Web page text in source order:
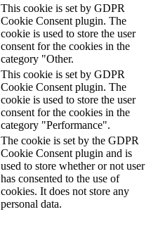
This cookie is set by GDPR
Cookie Consent plugin. The
cookie is used to store the user
consent for the cookies in the
category "Other.
This cookie is set by GDPR
Cookie Consent plugin. The
cookie is used to store the user
consent for the cookies in the
category "Performance".
The cookie is set by the GDPR
Cookie Consent plugin and is
used to store whether or not user
has consented to the use of
cookies. It does not store any
personal data.